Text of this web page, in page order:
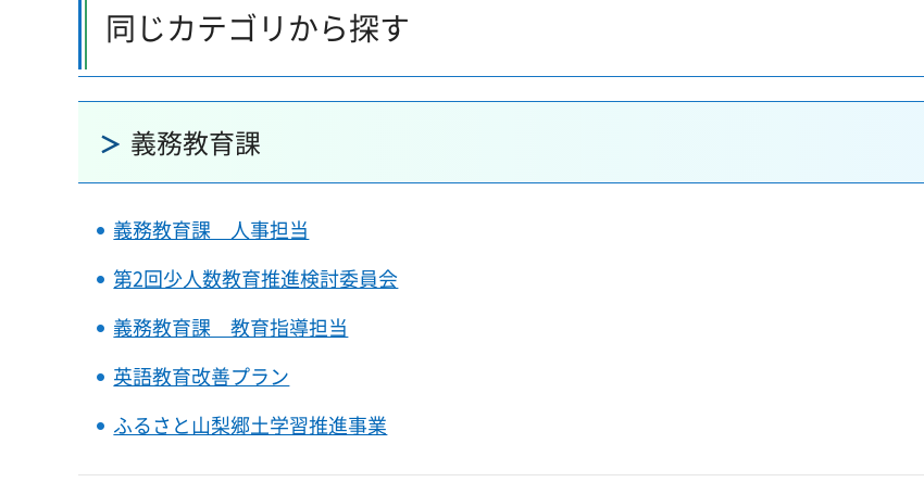
同じカテゴリから探す
義務教育課
義務教育課 人事担当
第2回少人数教育推進検討委員会
義務教育課 教育指導担当
英語教育改善プラン
ふるさと山梨郷土学習推進事業